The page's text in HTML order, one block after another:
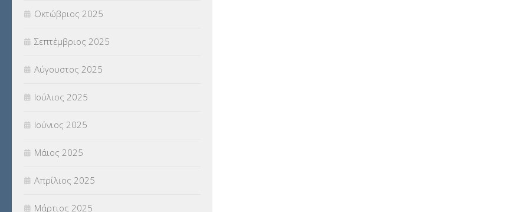
ΦΥΣΙΚΗ ΑΓΩΓΗ(692)
Χωρίς κατηγορία(55)
Οκτώβριος 2025
Σεπτέμβριος 2025
Αύγουστος 2025
Ιούλιος 2025
Ιούνιος 2025
Μάιος 2025
Απρίλιος 2025
Μάρτιος 2025